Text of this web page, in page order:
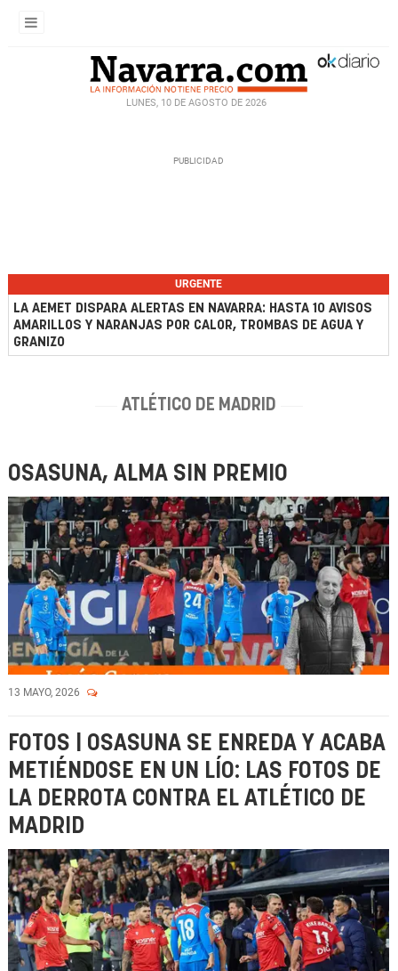
LUNES, 10 DE AGOSTO DE 2026
URGENTE
LA AEMET DISPARA ALERTAS EN NAVARRA: HASTA 10 AVISOS
AMARILLOS Y NARANJAS POR CALOR, TROMBAS DE AGUA Y
GRANIZO
ATLÉTICO DE MADRID
OSASUNA, ALMA SIN PREMIO
13 MAYO, 2026
FOTOS | OSASUNA SE ENREDA Y ACABA
METIÉNDOSE EN UN LÍO: LAS FOTOS DE
LA DERROTA CONTRA EL ATLÉTICO DE
MADRID